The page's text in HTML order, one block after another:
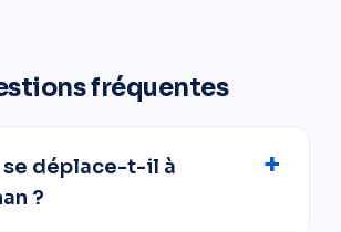
fréquentes
se déplace-t-il à
?